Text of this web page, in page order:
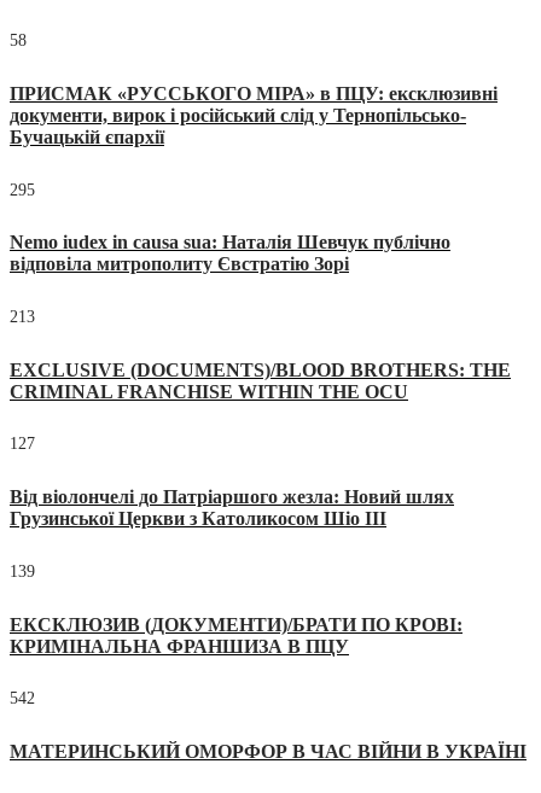
58
ПРИСМАК «РУССЬКОГО МІРА» в ПЦУ: ексклюзивні
документи, вирок і російський слід у Тернопільсько-
Бучацькій єпархії
295
Nemo iudex in causa sua: Наталія Шевчук публічно
відповіла митрополиту Євстратію Зорі
213
EXCLUSIVE (DOCUMENTS)/BLOOD BROTHERS: THE
CRIMINAL FRANCHISE WITHIN THE OCU
127
Від віолончелі до Патріаршого жезла: Новий шлях
Грузинської Церкви з Католикосом Шіо III
139
ЕКСКЛЮЗИВ (ДОКУМЕНТИ)/БРАТИ ПО КРОВІ:
КРИМІНАЛЬНА ФРАНШИЗА В ПЦУ
542
МАТЕРИНСЬКИЙ ОМОРФОР В ЧАС ВІЙНИ В УКРАЇНІ